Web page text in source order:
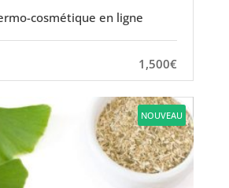
cosmétique en ligne
1,500€
NOUVEAU